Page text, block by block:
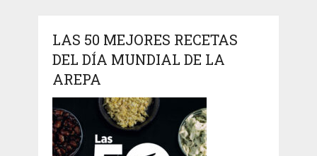
LAS 50 MEJORES RECETAS
DEL DÍA MUNDIAL DE LA
AREPA